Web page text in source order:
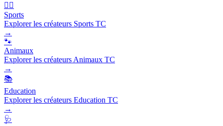
🏃‍♂️
Sports
Explorer les créateurs Sports TC
→
🐾
Animaux
Explorer les créateurs Animaux TC
→
📚
Education
Explorer les créateurs Education TC
→
🩺